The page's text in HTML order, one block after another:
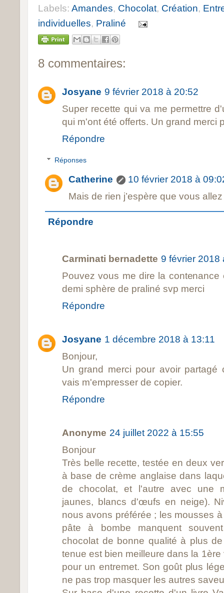
Labels: Amandes, Chocolat, Création,
individuelles, Praliné
8 commentaires:
Josyane 9 février 2018 à 20:52
Super recette qui va me permettre
qui m'ont été offerts. Un grand merci
Répondre
Réponses
Catherine
10 février 2018 à
Mais de rien j’espère que vous
Répondre
Carminati bernadette 9 février 2018
Pouvez vous me dire la
demi sphère de praliné svp merci
Répondre
Josyane 1 décembre 2018 à 13:11
Bonjour,
Un grand merci pour avoir partagé
vais m'empresser de copier.
Répondre
Anonyme 24 juillet 2022 à 15:55
Bonjour
Très belle recette, testée en deux
à base de crème anglaise dans
de chocolat, et l'autre avec une
jaunes, blancs d'œufs en neige).
nous avons préférée ; les mousses
pâte à bombe manquent
chocolat de bonne qualité à plus
tenue est bien meilleure dans la
pour un entremet. Son goût plus
ne pas trop masquer les autres